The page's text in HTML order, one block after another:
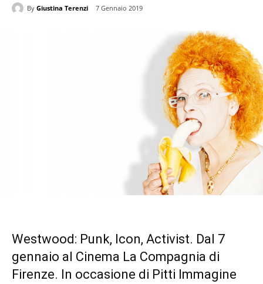
By Giustina Terenzi 7 Gennaio 2019
Westwood: Punk, Icon, Activist. Dal 7
gennaio al Cinema La Compagnia di
Firenze. In occasione di Pitti Immagine